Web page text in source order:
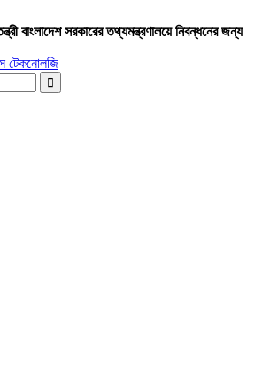
বাংলাদেশ সরকারের তথ্যমন্ত্রণালয়ে নিবন্ধনের জন্য
টেকনোলজি